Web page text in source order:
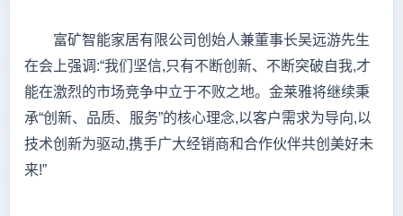
富矿智能家居有限公司创始人兼董事长吴远游先生
在会上强调:“我们坚信,只有不断创新、不断突破自我,才
能在激烈的市场竞争中立于不败之地。金莱雅将继续秉
承“创新、品质、服务”的核心理念,以客户需求为导向,以
技术创新为驱动,携手广大经销商和合作伙伴共创美好未
来!”